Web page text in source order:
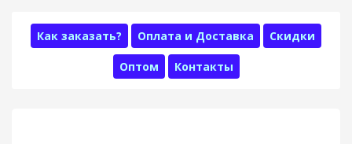
Как заказать? Оплата и Доставка Скидки
Оптом Контакты